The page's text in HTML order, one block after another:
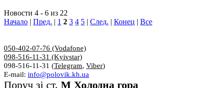
Новости 4 - 6 из 22
Начало | Пред. | 1 2 3 4 5 | След. | Конец | Все
050-402-07-76 (Vodafone)
098-516-11-31 (Kyivstar)
098-516-11-31 (Telegram, Viber)
E-mail: info@polovik.kh.ua
Поруч зі ст. М Холодна гора